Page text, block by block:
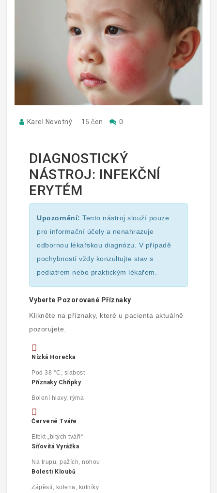
Karel Novotný 15 čen 0
DIAGNOSTICKÝ
NÁSTROJ: INFEKČNÍ
ERYTÉM
Upozornění: Tento nástroj slouží pouze
pro informační účely a nenahrazuje
odbornou lékařskou diagnózu. V případě
pochybností vždy konzultujte stav s
pediatrem nebo praktickým lékařem.
Vyberte Pozorované Příznaky
Klikněte na příznaky, které u pacienta aktuálně
pozorujete.
Nízká Horečka
Pod 38 °C, slabost
Příznaky Chřipky
Bolení hlavy, rýma
Červené Tváře
Efekt „bitých tváří“
Síťovitá Vyrážka
Na trupu, pažích, nohou
Bolesti Kloubů
Zápěstí, kolena, kotníky